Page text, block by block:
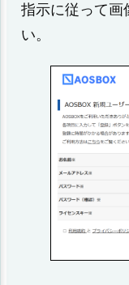
指示に従って画
い。